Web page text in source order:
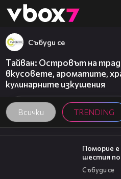
👾
Всички TRENDING
Събуди се
Тайван: Островът на
вкусовете, ароматите,
кулинарните изкушения
03:22
Поморие е
шестия по
Събуди се